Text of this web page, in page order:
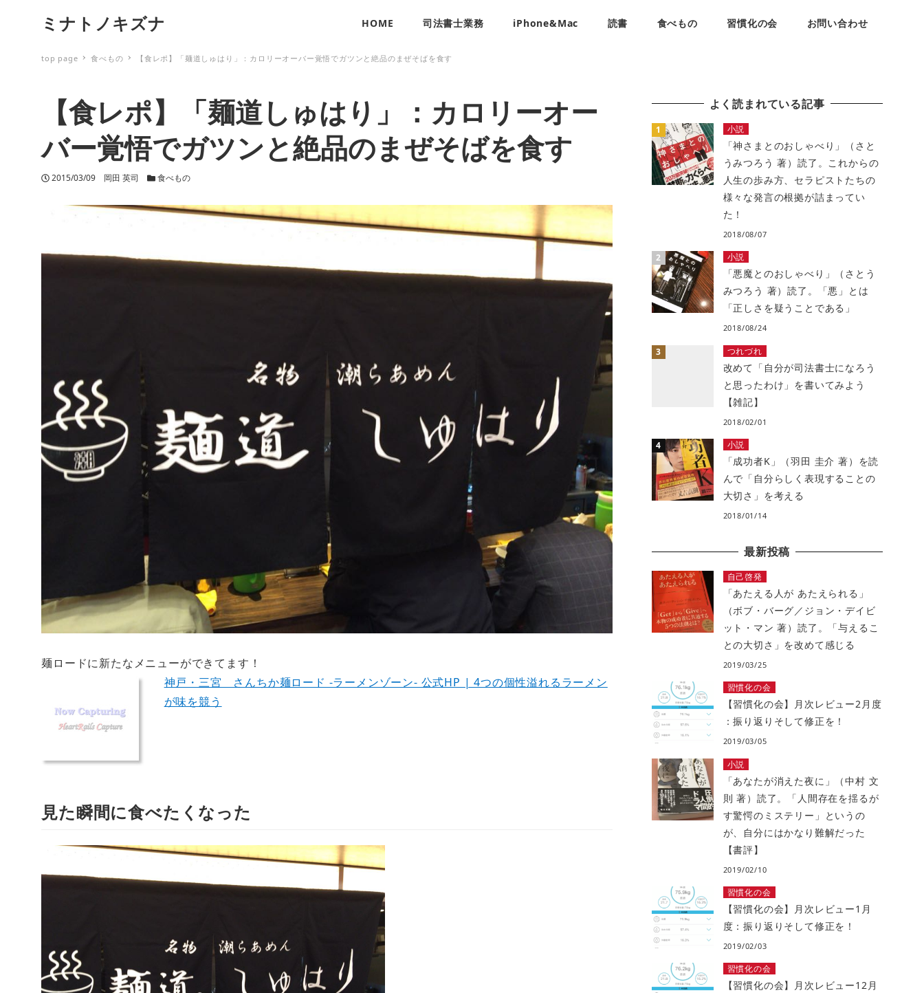
ミナトノキズナ HOME 司法書士業務 iPhone&Mac 読書 食べもの 習慣化の会 お問い合わせ
top page 食べもの 【食レポ】「麺道しゅはり」：カロリーオーバー覚悟でガツンと絶品のまぜそばを食す
【食レポ】「麺道しゅはり」：カロリーオー
バー覚悟でガツンと絶品のまぜそばを食す
投稿日
2015/03/09 著者
岡田 英司 カテゴリー
食べもの
麺ロードに新たなメニューができてます！
神戸・三宮 さんちか麺ロード -ラーメンゾーン- 公式HP | 4つの個性溢れるラーメン
が味を競う
見た瞬間に食べたくなった
よく読まれている記事
小説
「神さまとのおしゃべり」（さと
うみつろう 著）読了。これからの
人生の歩み方、セラピストたちの
様々な発言の根拠が詰まってい
た！
2018/08/07
小説
「悪魔とのおしゃべり」（さとう
みつろう 著）読了。「悪」とは
「正しさを疑うことである」
2018/08/24
つれづれ
改めて「自分が司法書士になろう
と思ったわけ」を書いてみよう
【雑記】
2018/02/01
小説
「成功者K」（羽田 圭介 著）を読
んで「自分らしく表現することの
大切さ」を考える
2018/01/14
最新投稿
自己啓発
「あたえる人が あたえられる」
（ボブ・バーグ／ジョン・デイビ
ット・マン 著）読了。「与えるこ
との大切さ」を改めて感じる
2019/03/25
習慣化の会
【習慣化の会】月次レビュー2月度
：振り返りそして修正を！
2019/03/05
小説
「あなたが消えた夜に」（中村 文
則 著）読了。「人間存在を揺るが
す驚愕のミステリー」というの
が、自分にはかなり難解だった
【書評】
2019/02/10
習慣化の会
【習慣化の会】月次レビュー1月
度：振り返りそして修正を！
2019/02/03
習慣化の会
【習慣化の会】月次レビュー12月